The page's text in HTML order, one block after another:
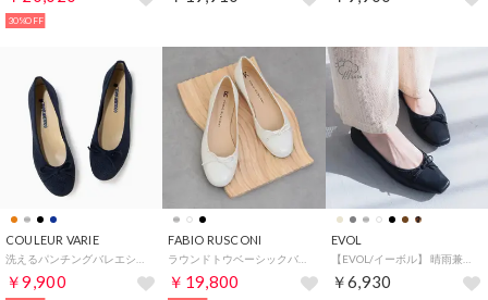
30%OFF
COULEUR VARIE
￥9,900
FABIO RUSCONI
￥19,800
EVOL
【EVOL/イーボル】 晴雨兼用ソフトスクエアトゥバレエ IW5273 （ブラック）
￥6,930